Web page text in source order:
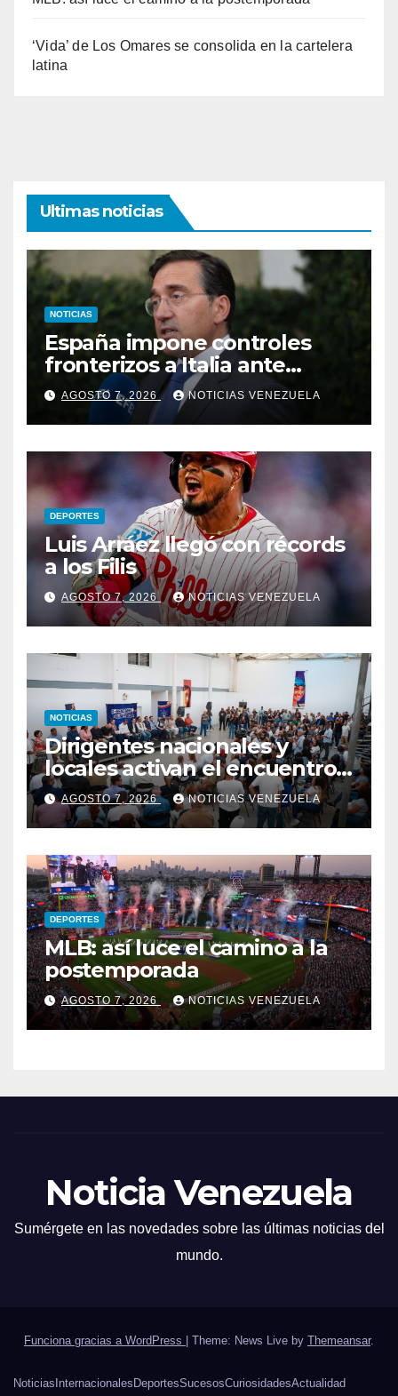
‘Vida’ de Los Omares se consolida en la cartelera
latina
Ultimas noticias
NOTICIAS
España impone controles
fronterizos a Italia ante
negativa de Roma a
levantarlos
AGOSTO 7, 2026 NOTICIAS VENEZUELA
DEPORTES
Luis Arráez llegó con récords
a los Filis
AGOSTO 7, 2026 NOTICIAS VENEZUELA
NOTICIAS
Dirigentes nacionales y
locales activan el encuentro
«Repensando a Venezuela»
para impulsar propuestas
desde las comunidades
AGOSTO 7, 2026 NOTICIAS VENEZUELA
DEPORTES
MLB: así luce el camino a la
postemporada
AGOSTO 7, 2026 NOTICIAS VENEZUELA
Noticia Venezuela
Sumérgete en las novedades sobre las últimas noticias del
mundo.
Funciona gracias a WordPress Theme: News Live by Themeansar.
Noticias Internacionales DeportesSucesosCuriosidadesActualidad